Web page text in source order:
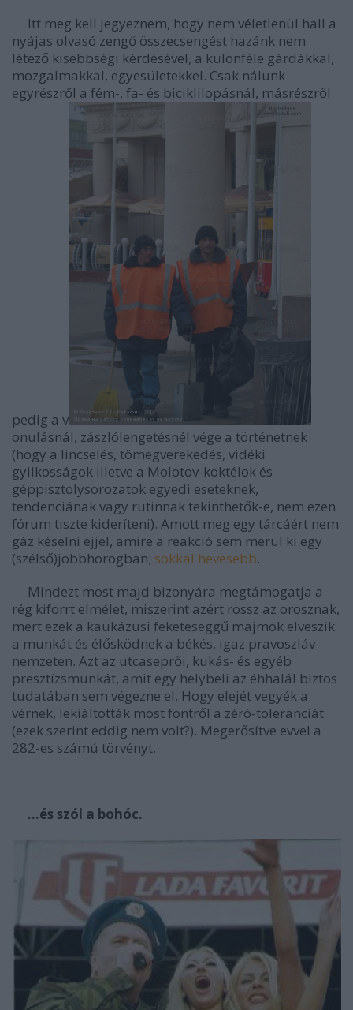
Itt meg kell jegyeznem, hogy nem véletlenül hall a
nyájas olvasó zengő összecsengést hazánk nem
létező kisebbségi kérdésével, a különféle gárdákkal,
mozgalmakkal, egyesületekkel. Csak nálunk
egyrészről a fém-, fa- és biciklilopásnál, másrészről
pedig a v
onulásnál, zászlólengetésnél vége a történetnek
(hogy a lincselés, tömegverekedés, vidéki
gyilkosságok illetve a Molotov-koktélok és
géppisztolysorozatok egyedi eseteknek,
tendenciának vagy rutinnak tekinthetők-e, nem ezen
fórum tiszte kideríteni). Amott meg egy tárcáért nem
gáz késelni éjjel, amire a reakció sem merül ki egy
(szélső)jobbhorogban; sokkal hevesebb.
Mindezt most majd bizonyára megtámogatja a
rég kiforrt elmélet, miszerint azért rossz az orosznak,
mert ezek a kaukázusi feketeseggű majmok elveszik
a munkát és élősködnek a békés, igaz pravoszláv
nemzeten. Azt az utcaseprői, kukás- és egyéb
presztízsmunkát, amit egy helybeli az éhhalál biztos
tudatában sem végezne el. Hogy elejét vegyék a
vérnek, lekiáltották most föntről a zéró-toleranciát
(ezek szerint eddig nem volt?). Megerősítve evvel a
282-es számú törvényt.
…és szól a bohóc.